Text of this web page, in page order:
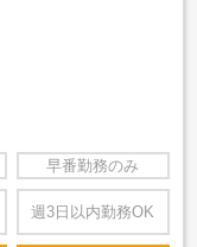
早番勤務のみ
週3日以内勤務OK